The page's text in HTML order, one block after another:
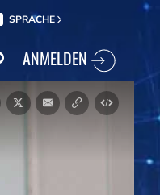
SPRACHE
ANMELDEN